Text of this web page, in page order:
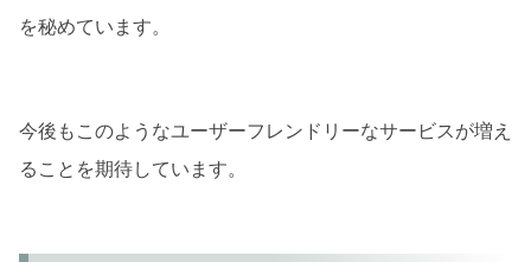
を秘めています。
今後もこのようなユーザーフレンドリーなサービスが増え
ることを期待しています。